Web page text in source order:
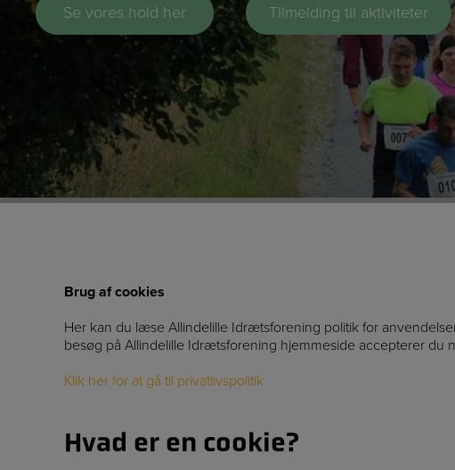
Se vores hold her Tilmelding til aktiviteter
Brug af cookies
Her kan du læse Allindelille Idrætsforening politik for
besøg på Allindelille Idrætsforening hjemmeside accepterer du
Klik her for at gå til privatlivspolitik
Hvad er en cookie?